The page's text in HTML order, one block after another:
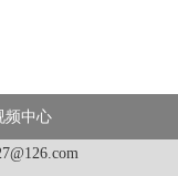
频中心